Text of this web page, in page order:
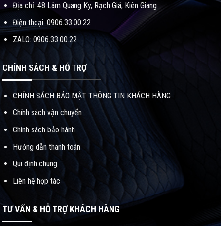
Địa chỉ: 48 Lâm Quang Ky, Rạch Giá, Kiên Giang
Điện thoại: 0906.33.00.22
ZALO: 0906.33.00.22
CHÍNH SÁCH & HỖ TRỢ
CHÍNH SÁCH BẢO MẬT THÔNG TIN KHÁCH HÀNG
Chính sách vận chuyển
Chính sách bảo hành
Hướng dẫn thanh toán
Qui định chung
Liên hệ hợp tác
TƯ VẤN & HỖ TRỢ KHÁCH HÀNG